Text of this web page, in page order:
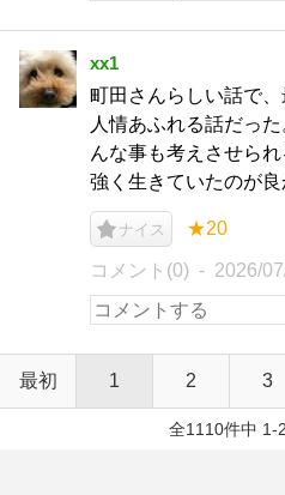
xx1
町田さんらしい話で
人情あふれる話だっ
んな事も考えさせら
強く生きていたのが良
ナイス ★20
コメント(0) 2026/
最初 1 2 3
全1110件中 1-